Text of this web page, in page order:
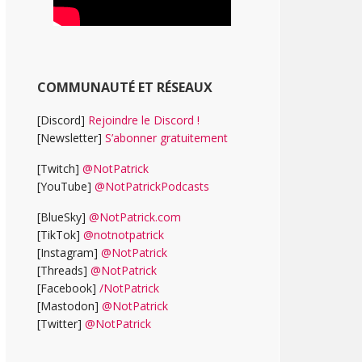
COMMUNAUTÉ ET RÉSEAUX
[Discord] Rejoindre le Discord !
[Newsletter] S’abonner gratuitement
[Twitch] @NotPatrick
[YouTube] @NotPatrickPodcasts
[BlueSky] @NotPatrick.com
[TikTok] @notnotpatrick
[Instagram] @NotPatrick
[Threads] @NotPatrick
[Facebook] /NotPatrick
[Mastodon] @NotPatrick
[Twitter] @NotPatrick